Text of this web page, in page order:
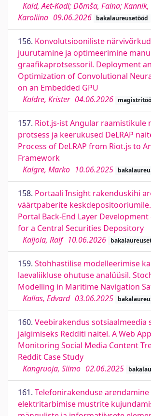
Kald, Aet-Kadi; Dõmša, Faina; Kannik,
Karoliina 09.06.2026 bakalaureusetööd
156. Konvolutsiooniliste
juurutamine ja optimeerimine
graafikaprotsessoril. Deployment
Optimization of Convolutional
on an Embedded GPU
Kaldre, Krister 04.06.2026
157. Riot.js-ist Angular raamistikule
protsess ja keerukused DeLRAP
Process of DeLRAP from Riot.js to
Framework
Kalgre, Marko 10.06.2025
158. Portaali Insight rakenduskihi
väärtpaberite
Portal Back-End Layer
for a Central Securities Depository
Kaljola, Ralf 10.06.2026
159. Stohhastilise modelleerimise
laevaliikluse ohutuse analüüsil.
Modelling in Maritime Navigation
Kallas, Edvard 03.06.2025
160. Veebirakendus sotsiaalmeedia
jälgimiseks Redditi näitel. A Web
Monitoring Social Media Content
Reddit Case Study
Kangruoja, Siimo 02.06.2025
161. Telefonirakenduse arendamine
elektritarbimise mustrite